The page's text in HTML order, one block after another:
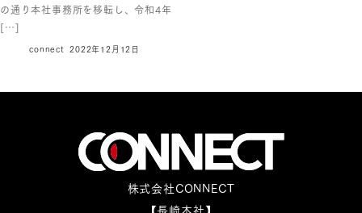
の通り本社事務所を移転し、令和4年
[…]
connect 2022年12月12日
株式会社CONNECT